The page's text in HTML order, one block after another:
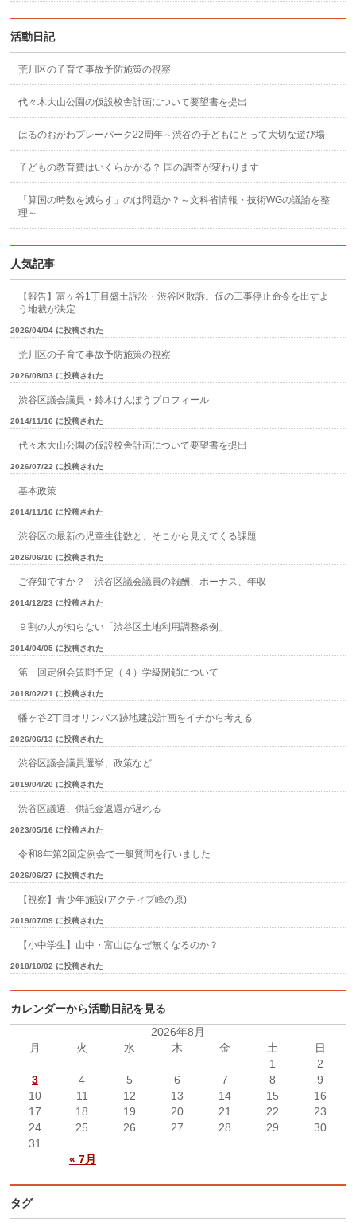
活動日記
荒川区の子育て事故予防施策の視察
代々木大山公園の仮設校舎計画について要望書を提出
はるのおがわプレーパーク22周年～渋谷の子どもにとって大切な遊び場
子どもの教育費はいくらかかる？ 国の調査が変わります
「算国の時数を減らす」のは問題か？～文科省情報・技術WGの議論を整
理～
人気記事
【報告】富ヶ谷1丁目盛土訴訟・渋谷区敗訴。仮の工事停止命令を出すよ
う地裁が決定
2026/04/04 に投稿された
荒川区の子育て事故予防施策の視察
2026/08/03 に投稿された
渋谷区議会議員・鈴木けんぽうプロフィール
2014/11/16 に投稿された
代々木大山公園の仮設校舎計画について要望書を提出
2026/07/22 に投稿された
基本政策
2014/11/16 に投稿された
渋谷区の最新の児童生徒数と、そこから見えてくる課題
2026/06/10 に投稿された
ご存知ですか？ 渋谷区議会議員の報酬、ボーナス、年収
2014/12/23 に投稿された
９割の人が知らない「渋谷区土地利用調整条例」
2014/04/05 に投稿された
第一回定例会質問予定（４）学級閉鎖について
2018/02/21 に投稿された
幡ヶ谷2丁目オリンパス跡地建設計画をイチから考える
2026/06/13 に投稿された
渋谷区議会議員選挙、政策など
2019/04/20 に投稿された
渋谷区議選、供託金返還が遅れる
2023/05/16 に投稿された
令和8年第2回定例会で一般質問を行いました
2026/06/27 に投稿された
【視察】青少年施設(アクティブ峰の原)
2019/07/09 に投稿された
【小中学生】山中・富山はなぜ無くなるのか？
2018/10/02 に投稿された
カレンダーから活動日記を見る
2026年8月
月
火 水 木 金 土 日
« 7月
1
2
3
4 5 6 7 8
9
10
11 12 13 14 15
16
17
18 19 20 21 22
23
24
25 26 27 28 29
30
31
タグ